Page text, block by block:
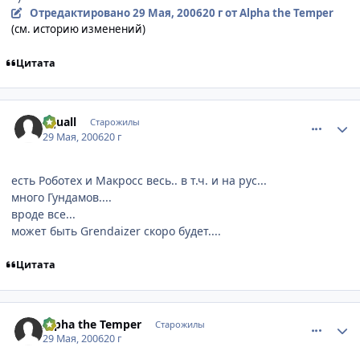
Отредактировано29 Мая, 200620 гот Alpha the Temper
(см. историю изменений)
Цитата
Squall Старожилы
29 Мая, 200620 г
есть Роботех и Макросс весь.. в т.ч. и на рус...
много Гундамов....
вроде все...
может быть Grendaizer скоро будет....
Цитата
Alpha the Temper Старожилы
29 Мая, 200620 г